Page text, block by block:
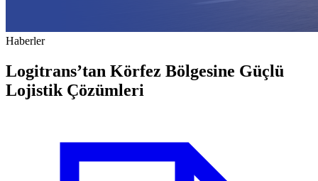
Haberler
Logitrans’tan Körfez Bölgesine Güçlü
Lojistik Çözümleri